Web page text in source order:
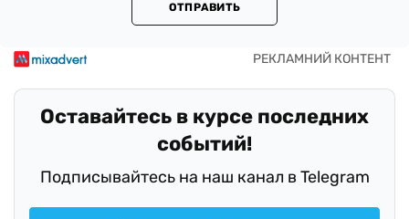
ОТПРАВИТЬ
Оставайтесь в курсе последних
событий!
Подписывайтесь на наш канал в Telegram